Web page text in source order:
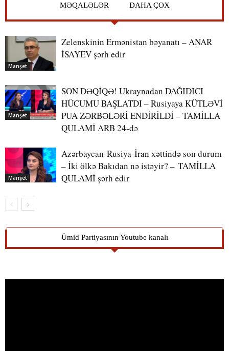
MƏQALƏLƏR DAHA ÇOX
Manşet
Zelenskinin Ermənistan bəyanatı – ANAR
İSAYEV şərh edir
Manşet
SON DƏQİQƏ! Ukraynadan DAĞIDICI
HÜCUMU BAŞLATDI – Rusiyaya KÜTLƏVİ
PUA ZƏRBƏLƏRİ ENDİRİLDİ – TAMİLLA
QULAMİ ARB 24-də
Manşet
Azərbaycan-Rusiya-İran xəttində son durum
– İki ölkə Bakıdan nə istəyir? – TAMİLLA
QULAMİ şərh edir
Ümid Partiyasının Youtube kanalı